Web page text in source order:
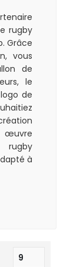
rugby
Grâce
vous
de
le
de
œuvre
à